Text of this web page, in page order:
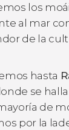
los
al mar
de la
hasta
se
de
por la